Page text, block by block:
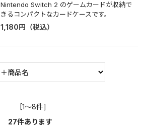
Nintendo Switch 2 のゲームカードが収納で
きるコンパクトなカードケースです。
1,180円 （税込）
[1～8件]
27件あります